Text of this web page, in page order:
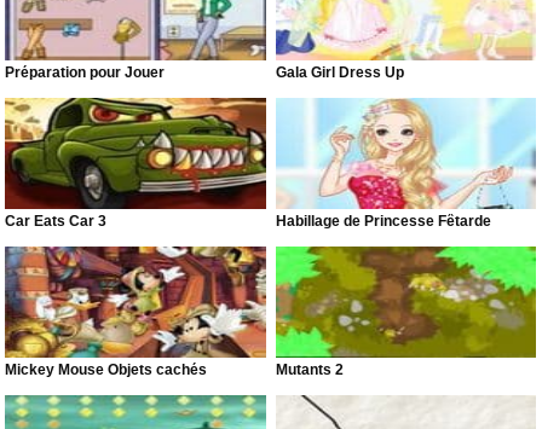
Préparation pour Jouer Gala Girl Dress Up
Car Eats Car 3 Habillage de Princesse Fêtarde
Mickey Mouse Objets cachés Mutants 2